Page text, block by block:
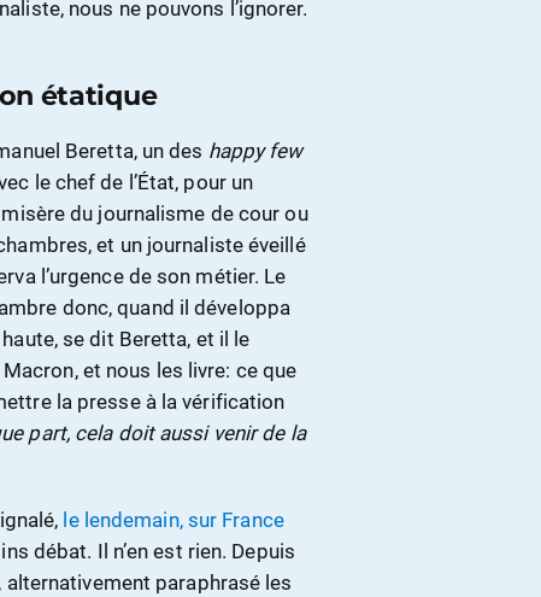
nous ne pouvons l’ignorer.
étatique
Beretta, un des happy few
le chef de l’État, pour un
du journalisme de cour ou
et un journaliste éveillé
l’urgence de son métier. Le
donc, quand il développa
se dit Beretta, et il le
et nous les livre: ce que
la presse à la vérification
part, cela doit aussi venir de la
le lendemain, sur France
débat. Il n’en est rien. Depuis
paraphrasé les